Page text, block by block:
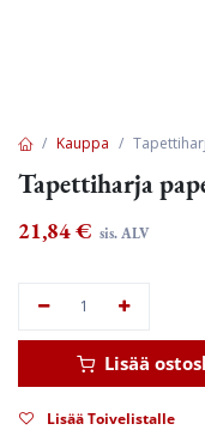
Kauppa
Tapettiharja
21,84€ sis. ALV
Lisää
Lisää Toivelistalle